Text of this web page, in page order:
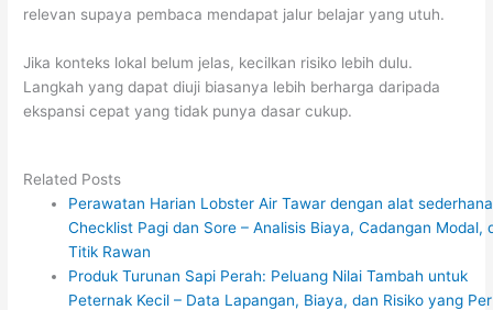
relevan supaya pembaca mendapat jalur belajar yang utuh.
Jika konteks lokal belum jelas, kecilkan risiko lebih dulu.
Langkah yang dapat diuji biasanya lebih berharga daripada
ekspansi cepat yang tidak punya dasar cukup.
Related Posts
Perawatan Harian Lobster Air Tawar dengan alat
Checklist Pagi dan Sore – Analisis Biaya, Cadangan Modal,
Titik Rawan
Produk Turunan Sapi Perah: Peluang Nilai Tambah untuk
Peternak Kecil – Data Lapangan, Biaya, dan Risiko yang